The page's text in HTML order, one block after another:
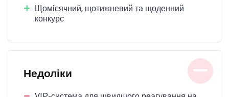
Щомісячний, щотижневий та щоденний
конкурс
Недоліки